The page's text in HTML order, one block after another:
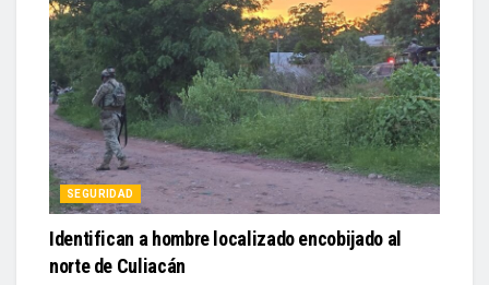
SEGURIDAD
Identifican a hombre localizado encobijado al
norte de Culiacán